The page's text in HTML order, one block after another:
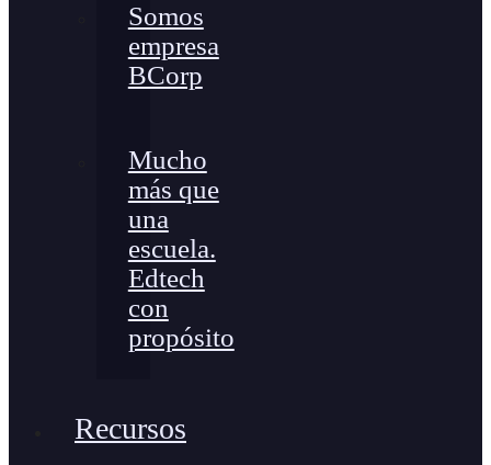
Somos
empresa
BCorp
Mucho
más que
una
escuela.
Edtech
con
propósito
Recursos